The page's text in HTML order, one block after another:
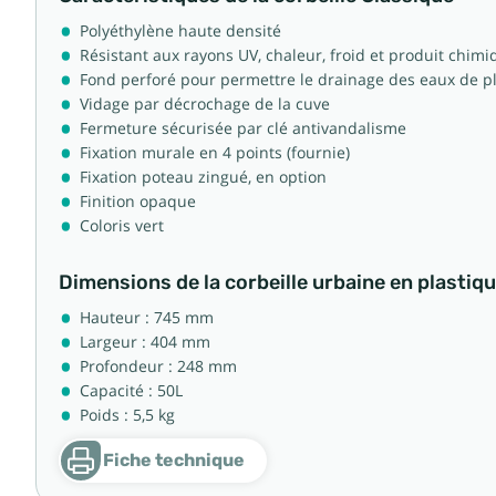
Polyéthylène haute densité
Résistant aux rayons UV, chaleur, froid et produit
Fond perforé pour permettre le drainage des eaux de
Vidage par décrochage de la cuve
Fermeture sécurisée par clé antivandalisme
Fixation murale en 4 points (fournie)
Fixation poteau zingué, en option
Finition opaque
Coloris vert
Dimensions de la corbeille urbaine en
Hauteur : 745 mm
Largeur : 404 mm
Profondeur : 248 mm
Capacité : 50L
Poids : 5,5 kg
Fiche technique